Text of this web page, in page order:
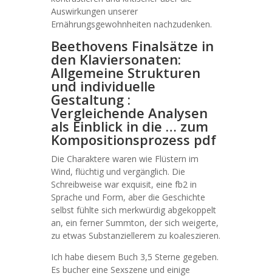
Auswirkungen unserer
Ernährungsgewohnheiten nachzudenken.
Beethovens Finalsätze in
den Klaviersonaten:
Allgemeine Strukturen
und individuelle
Gestaltung :
Vergleichende Analysen
als Einblick in die … zum
Kompositionsprozess pdf
Die Charaktere waren wie Flüstern im
Wind, flüchtig und vergänglich. Die
Schreibweise war exquisit, eine fb2 in
Sprache und Form, aber die Geschichte
selbst fühlte sich merkwürdig abgekoppelt
an, ein ferner Summton, der sich weigerte,
zu etwas Substanziellerem zu koaleszieren.
Ich habe diesem Buch 3,5 Sterne gegeben.
Es bucher eine Sexszene und einige